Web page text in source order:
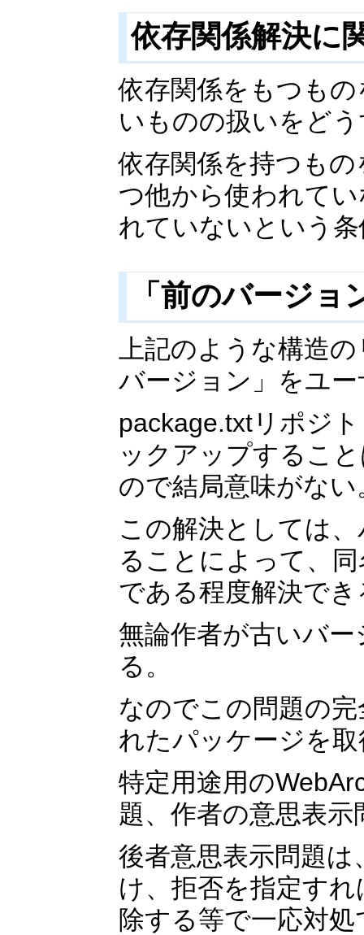
依存関係解決に
依存関係をもつも
いものの扱いをど
依存関係を持つも
つ他から使われて
れていないという
「前のバージ
上記のような構造
バージョン」をユ
package.txtリポジ
ックアップするこ
ので結局意味がない
この解決としては
ることによって、
である程度解決でき
無論作者が古いバ
る。
なのでこの問題の
れたパッケージを
特定用途用の
題、作者の意思表
後者意思表示問題
け、拒否を指定す
除する等で一応対